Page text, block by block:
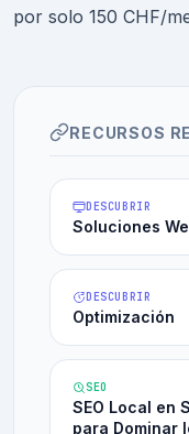
por solo 150 CHF/
RECURSOS
DESCUBRIR
Soluciones
DESCUBRIR
Optimización
SEO
SEO Local en
para Dominar